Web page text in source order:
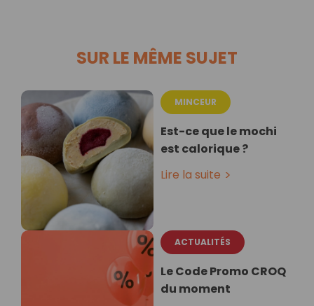
SUR LE MÊME SUJET
MINCEUR
Est-ce que le mochi
est calorique ?
Lire la suite
ACTUALITÉS
Le Code Promo CROQ
du moment